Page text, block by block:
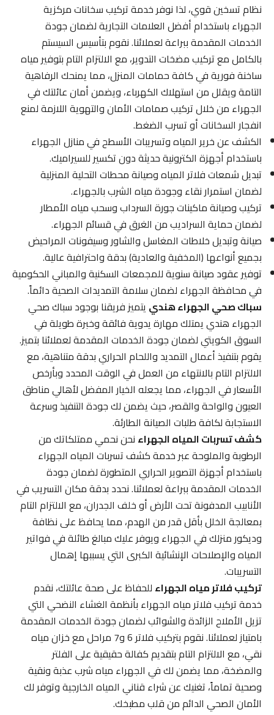
نظام تسخين قوي، لذا نوفر خدمة تركيب سخانات مركزية
الجهراء باستخدام أفضل العلامات التجارية لضمان جودة
الخدمات المقدمة ببراعة لعملائنا. نقوم بتأسيس السيستم
بالكامل مع تركيب مضخات التدوير، مع الالتزام التام بتوفير مياه
ساخنة فورية في كافة حمامات المنزل، مما يمنحك الرفاهية
التامة ويقلل من استهلاك الكهرباء، ويضمن أمان عائلتك في
الجهراء من خلال تركيب صمامات الأمان والتهوية اللازمة لمنع
انفجار السخانات أو تسرب الضغط.
الكشف عن خرير المياه وتسريبات الأسطح في منازل الجهراء
باستخدام أجهزة الكترونية حديثة دون تكسير للسيراميك.
تبديل شمعات فلاتر المياه وصيانة محطات التحلية المنزلية
لضمان استمرار نقاء وجودة مياه الشرب بالجهراء.
تركيب وصيانة ماكينات جورة السرداب وسحب مياه الأمطار
لضمان حماية السراديب من الغرق في قسائم الجهراء.
صيانة وتبديل خلاطات المغاسل والشاور وسيفونات المراحيض
بجميع أنواعها (المخفية والعادية) بدقة واحترافية عالية.
توفير عقود صيانة سنوية للمجمعات السكنية والمباني الحكومية
في محافظة الجهراء لضمان سلامة التمديدات الصحية دائماً.
سباك صحي الجهراء هندييتميز فريقنا بوجود سباك صحي
الجهراء هندي يمتلك مهارة يدوية فائقة وخبرة طويلة في
السوق الكويتي لضمان جودة الخدمات المقدمة لعملائنا بتميز.
يقوم بتنفيذ أعمال التمديد واللحام الحراري بدقة متناهية، مع
الالتزام التام بالانتهاء من العمل في الوقت المحدد وبأرخص
الأسعار في الجهراء، مما يجعله الخيار المفضل لأهالي مناطق
العيون والواحة والقصر، حيث يضمن لك جودة التنفيذ وسرعة
الاستجابة لكافة طلبات الصيانة الطارئة.
كشف تسربات المياه الجهراءنحن نحمي ممتلكاتك من
الرطوبة والملوحة عبر خدمة كشف تسربات المياه الجهراء
باستخدام أجهزة التصوير الحراري المتطورة لضمان جودة
الخدمات المقدمة ببراعة لعملائنا. نحدد بدقة مكان التسريب في
الأنابيب المدفونة تحت الأرض أو خلف الجدران، مع الالتزام التام
بمعالجة الخلل بأقل قدر من الهدم، مما يحافظ على نظافة
وديكور منزلك في الجهراء ويوفر عليك مبالغ طائلة في فواتير
المياه والإصلاحات الإنشائية الكبرى التي يسببها إهمال
التسريبات.
تركيب فلاتر مياه الجهراءللحفاظ على صحة عائلتك، نقدم
خدمة تركيب فلاتر مياه الجهراء بأنظمة الغشاء النضحي التي
تزيل الأملاح الزائدة والشوائب لضمان جودة الخدمات المقدمة
بامتياز لعملائنا. نقوم بتركيب فلاتر 6 و7 مراحل مع خزان مياه
نقي، مع الالتزام التام بتقديم كفالة حقيقية على الفلتر
والمضخة، مما يضمن لك في الجهراء مياه شرب عذبة ونقية
وصحية تماماً، تغنيك عن شراء قناني المياه الخارجية وتوفر لك
الأمان الصحي الدائم من قلب مطبخك.